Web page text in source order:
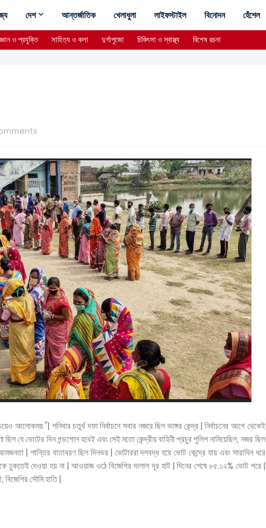
দেশ আন্তর্জাতিক খেলাধুলা লাইফস্টাইল বিনোদন হেঁশেল
ও প্রযুক্তি সাহিত্য ও কলা দুর্গাপুজো চিকিৎসা ও স্বাস্থ্য বিশেষ রচনা
আলোকময় "| শনিবার চতুর্থ দফা নির্বাচনে সবার নজরে ছিল ভাঙ্গর কেন্দ্র | নির্বাচনের আগে থেকেই
যে ভোটের দিন গন্ডগোল হবেই এবং সেই মতো কেন্দ্রীয় বাহিনী প্রচুর পুলিশ নামিয়েছিল, নজর ছিল
| শান্তির বাতাবরণ ছিল দিনভর | ভোটাররা দলবদ্ধ হয়ে ভোট কেন্দ্রে যায় এবং সারাদিন ধরে
ঢুকতেই দেওয়া হয় না | আওয়াজ ওঠে বিজেপির দালাল দূর হাট | দিনের শেষে ৮৫.১২% ভোট পরে |
বিজেপির সৌমি হাতি |